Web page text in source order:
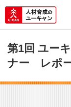
第1回 ユー
ナー レポ